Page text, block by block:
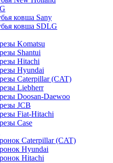
ковша Sany
ковша SDLG
Komatsu
Shantui
Hitachi
Hyundai
Caterpillar (CAT)
Liebherr
Doosan-Daewoo
JCB
Fiat-Hitachi
Case
Caterpillar (CAT)
Hyundai
Hitachi